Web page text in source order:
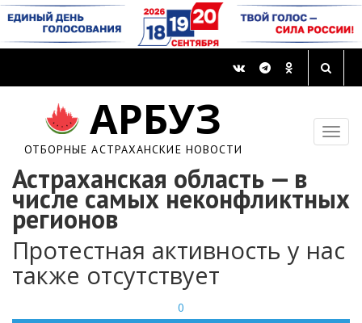
АРБУЗ
ОТБОРНЫЕ АСТРАХАНСКИЕ НОВОСТИ
Астраханская область — в
числе самых неконфликтных
регионов
Протестная активность у нас
также отсутствует
0